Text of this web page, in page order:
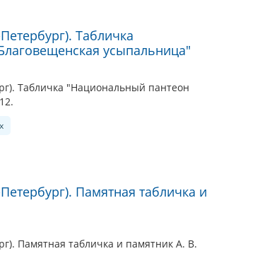
Табличка
усыпальница"
Табличка "Национальный пантеон
Памятная табличка и
Памятная табличка и памятник А. В.